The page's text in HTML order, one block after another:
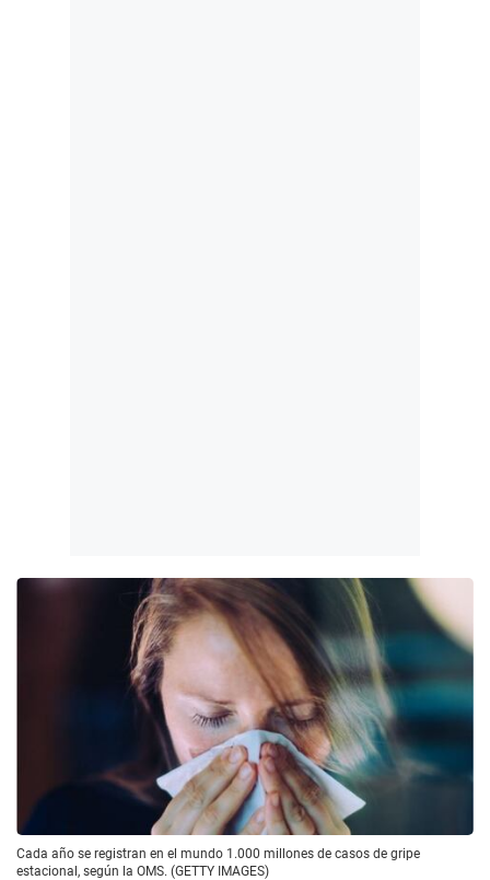
Cada año se registran en el mundo 1.000 millones de casos de gripe
estacional, según la OMS. (GETTY IMAGES)